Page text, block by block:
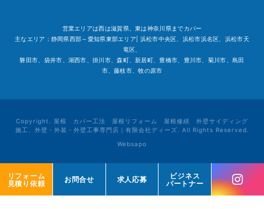
リフォーム
見積り依頼
お問合せ 求人応募
ビジネス
パートナー
リフォーム
見積り依頼
お問合せ 求人応募
ビジネス
パートナー
営業エリアは西は滋賀県、東は神奈川県までカバー
主なエリア：静岡県西部～愛知県東部エリア| 浜松市中央区、浜松市浜名区、浜松市天
竜区、
磐田市、袋井市、湖西市、掛川市、森町、新居町、豊橋市、豊川市、菊川市、島田
市、藤枝市、牧の原市
Copyright. 屋根 カバー工法 屋根リフォーム 屋根修繕 外壁サイディング
施工、外壁・外装・外壁工事専門店｜有限会社ディーズ. All Rights Reserved.
Websapo